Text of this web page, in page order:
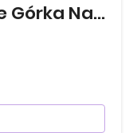
Osiedle Mieszkaniowe Górka Narodowa